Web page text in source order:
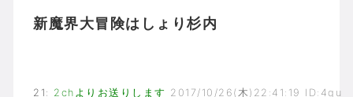
新魔界大冒険はしょり杉内
21 : 2chよりお送りします 2017/10/26(木)22:41:19 ID:4qu